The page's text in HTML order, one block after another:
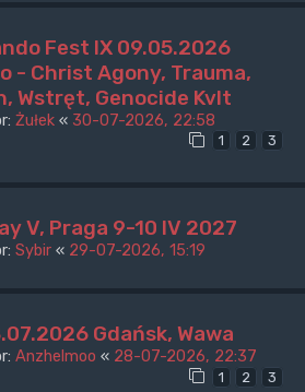
Fest IX 09.05.2026
- Christ Agony, Trauma,
Wstręt, Genocide Kvlt
Żułek « 30-07-2026, 22:58
1 2 3
V, Praga 9-10 IV 2027
Sybir « 29-07-2026, 15:19
Gdańsk, Wawa
Anzhelmoo « 28-07-2026, 22:37
1 2 3